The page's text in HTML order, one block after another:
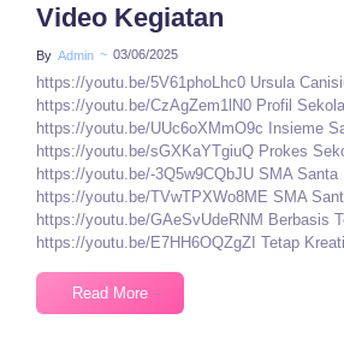
Video Kegiatan
By Admin ~ 03/06/2025
https://youtu.be/5V61phoLhc0 Ursula
https://youtu.be/CzAgZem1lN0 Profil
https://youtu.be/UUc6oXMmO9c Insieme
https://youtu.be/sGXKaYTgiuQ Prokes
https://youtu.be/-3Q5w9CQbJU SMA Santa
https://youtu.be/TVwTPXWo8ME SMA
https://youtu.be/GAeSvUdeRNM Berbasis
https://youtu.be/E7HH6OQZgZI Tetap
Read More